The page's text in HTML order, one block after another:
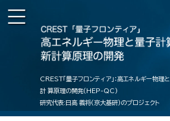
CREST「量子フロンティア」：高エネルギー物理
計 算原理の開発(HEP-QC)
研究代表:日高 義将(京大基研)のプロジェクト